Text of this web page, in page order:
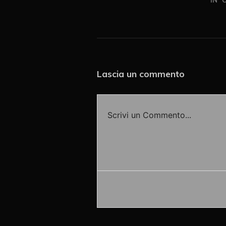
Lascia un commento
Scrivi un Commento...
Accedi o fornisci il tuo nome